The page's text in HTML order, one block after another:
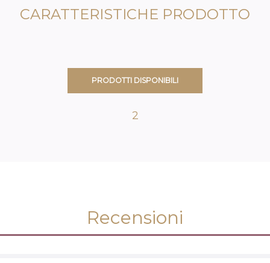
CARATTERISTICHE PRODOTTO
PRODOTTI DISPONIBILI
2
Recensioni